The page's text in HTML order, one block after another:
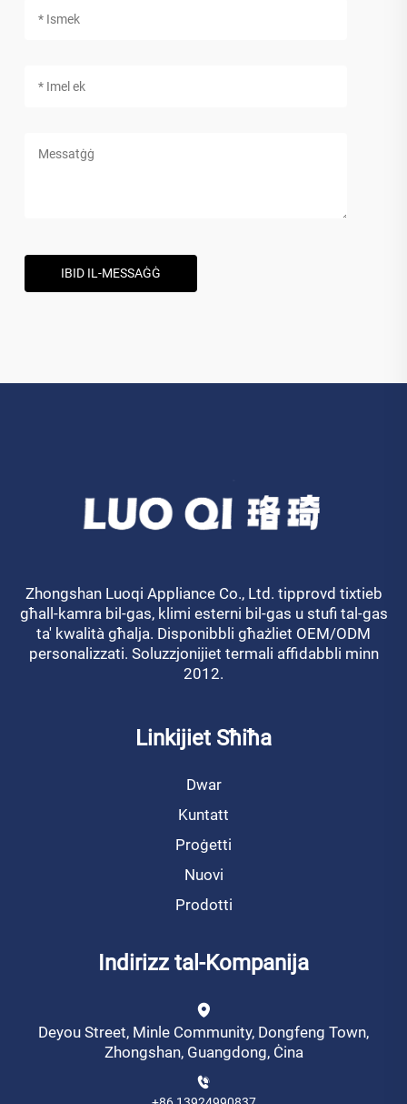
IBID IL-MESSAĠĠ
Zhongshan Luoqi Appliance Co., Ltd. tipprovd tixtieb
għall-kamra bil-gas, klimi esterni bil-gas u stufi tal-gas
ta' kwalità għalja. Disponibbli għażliet OEM/ODM
personalizzati. Soluzzjonijiet termali affidabbli minn
2012.
Linkijiet Sħiħa
Dwar
Kuntatt
Proġetti
Nuovi
Prodotti
Indirizz tal-Kompanija
Deyou Street, Minle Community, Dongfeng Town,
Zhongshan, Guangdong, Ċina